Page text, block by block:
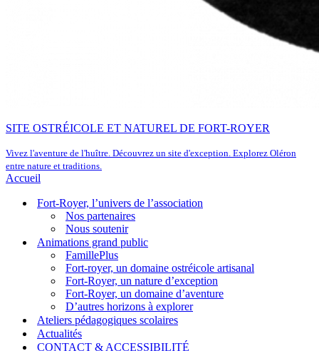
SITE OSTRÉICOLE ET NATUREL DE FORT-ROYER
Vivez l'aventure de l'huître. Découvrez un site d'exception. Explorez Oléron
entre nature et traditions.
Accueil
Fort-Royer, l’univers de l’association
Nos partenaires
Nous soutenir
Animations grand public
FamillePlus
Fort-royer, un domaine ostréicole artisanal
Fort-Royer, un nature d’exception
Fort-Royer, un domaine d’aventure
D’autres horizons à explorer
Ateliers pédagogiques scolaires
Actualités
CONTACT & ACCESSIBILITÉ